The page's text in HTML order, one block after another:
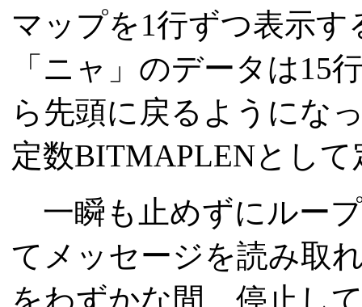
マップを1行ずつ表示
「ニャ」のデータは15
ら先頭に戻るようにな
定数BITMAPLENとし
一瞬も止めずにルー
てメッセージを読み取
をわずかな間、停止し